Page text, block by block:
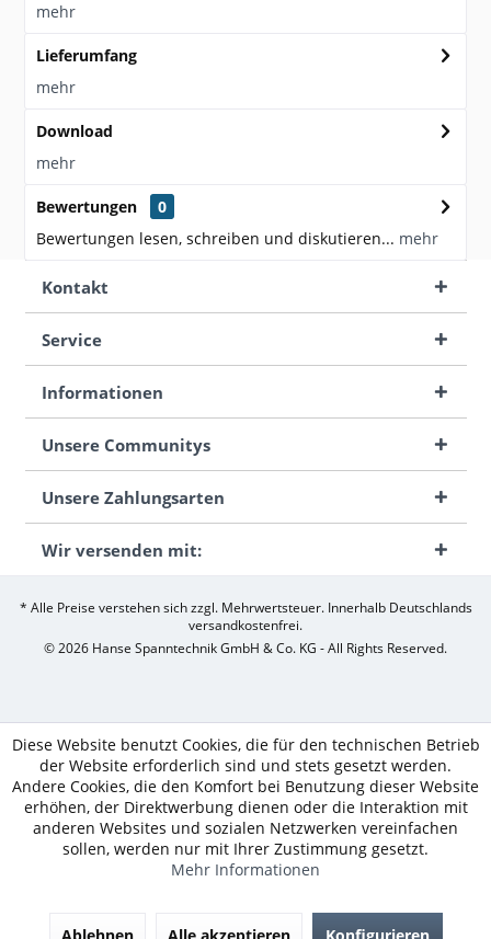
mehr
Lieferumfang
mehr
Download
mehr
Bewertungen
0
Bewertungen lesen, schreiben und diskutieren... mehr
Kontakt
Service
Informationen
Unsere Communitys
Unsere Zahlungsarten
Wir versenden mit:
* Alle Preise verstehen sich zzgl. Mehrwertsteuer. Innerhalb Deutschlands
versandkostenfrei.
© 2026 Hanse Spanntechnik GmbH & Co. KG - All Rights Reserved.
Diese Website benutzt Cookies, die für den technischen Betrieb
der Website erforderlich sind und stets gesetzt werden.
Andere Cookies, die den Komfort bei Benutzung dieser Website
erhöhen, der Direktwerbung dienen oder die Interaktion mit
anderen Websites und sozialen Netzwerken vereinfachen
sollen, werden nur mit Ihrer Zustimmung gesetzt.
Mehr Informationen